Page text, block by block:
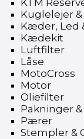
KTM
Kuglelejer
Kæder, Led
Kædekit
Luftfilter
Låse
MotoCross
Motor
Oliefilter
Pakninger
Pærer
Stempler &